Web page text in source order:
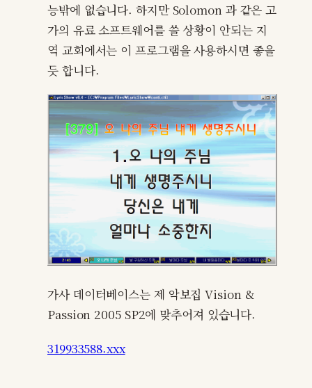
능밖에 없습니다. 하지만 Solomon 과 같은 고
가의 유료 소프트웨어를 쓸 상황이 안되는 지
역 교회에서는 이 프로그램을 사용하시면 좋을
듯 합니다.
가사 데이터베이스는 제 악보집 Vision &
Passion 2005 SP2에 맞추어져 있습니다.
319933588.xxx